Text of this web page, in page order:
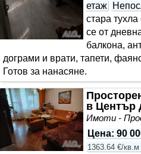
етаж
стара
се от
балкона,
дограми и врати, тапети,
Готов за нанасяне.
в Център
Имоти -
Цена: 90
1363.64 €/кв.м